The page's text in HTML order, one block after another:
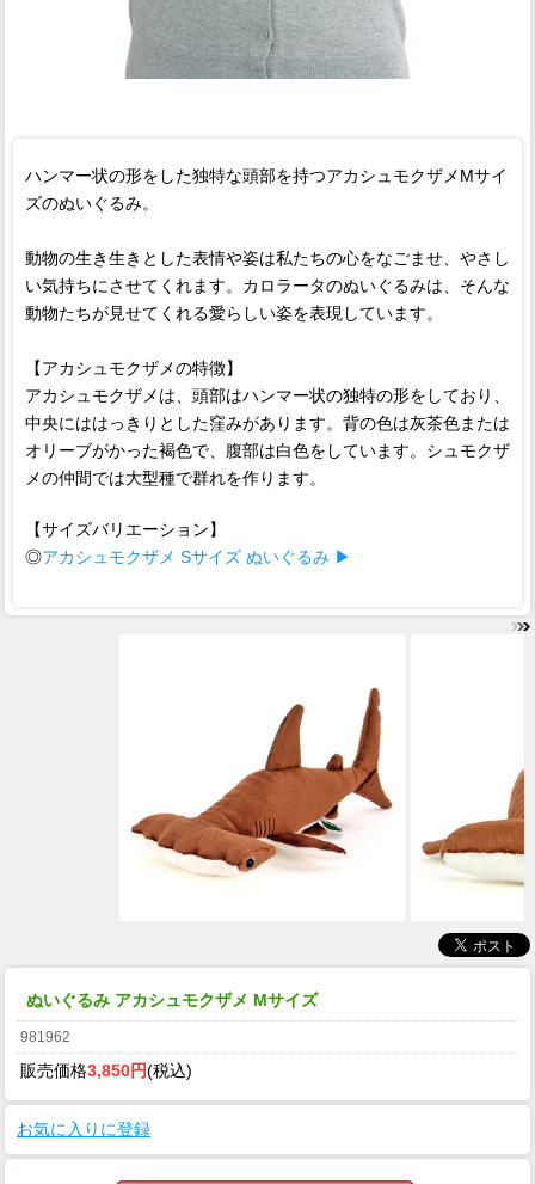
ハンマー状の形をした独特な頭部を持つアカシュモクザメMサイ
ズのぬいぐるみ。
動物の生き生きとした表情や姿は私たちの心をなごませ、やさし
い気持ちにさせてくれます。カロラータのぬいぐるみは、そんな
動物たちが見せてくれる愛らしい姿を表現しています。
【アカシュモクザメの特徴】
アカシュモクザメは、頭部はハンマー状の独特の形をしており、
中央にははっきりとした窪みがあります。背の色は灰茶色または
オリーブがかった褐色で、腹部は白色をしています。シュモクザ
メの仲間では大型種で群れを作ります。
【サイズバリエーション】
◎アカシュモクザメ Sサイズ ぬいぐるみ ▶
ぬいぐるみ アカシュモクザメ Mサイズ
981962
販売価格3,850円(税込)
お気に入りに登録